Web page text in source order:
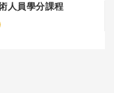
人員學分課程